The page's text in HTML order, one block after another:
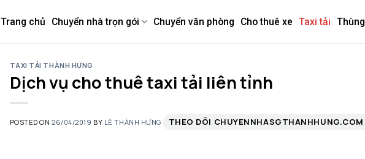
Trang chủ Chuyển nhà trọn gói Chuyển văn phòng Cho thuê xe Taxi tải
TAXI TẢI THÀNH HƯNG
Dịch vụ cho thuê taxi tải liên tỉnh
POSTED ON26/04/2019 BY LÊ THÀNH HƯNG THEO DÕI CHUYENNHASGTHANHHUNG.COM